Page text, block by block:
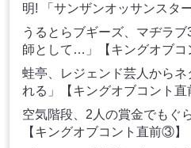
明! 「サンザンオッサンスタ
うるとらブギーズ、マヂラ
師として…」【キングオブコ
蛙亭、レジェンド芸人から
れる」【キングオブコント直
空気階段、2人の賞金でもぐ
【キングオブコント直前③】